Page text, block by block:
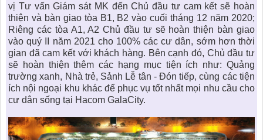
vị Tư vấn Giám sát MK đến Chủ đầu tư cam kết sẽ hoàn
thiện và bàn giao tòa B1, B2 vào cuối tháng 12 năm 2020;
Riêng các tòa A1, A2 Chủ đầu tư sẽ hoàn thiện bàn giao
vào quý II năm 2021 cho 100% các cư dân, sớm hơn thời
gian đã cam kết với khách hàng. Bên cạnh đó, Chủ đầu tư
sẽ hoàn thiện thêm các hạng mục tiện ích như: Quảng
trường xanh, Nhà trẻ, Sảnh Lễ tân - Đón tiếp, cùng các tiện
ích nội ngoại khu khác để phục vụ tốt nhất mọi nhu cầu cho
cư dân sống tại Hacom GalaCity.